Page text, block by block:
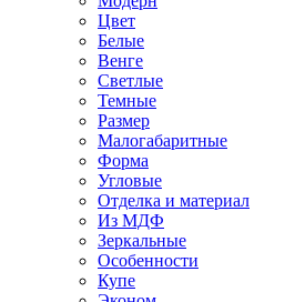
Цвет
Белые
Венге
Светлые
Темные
Размер
Малогабаритные
Форма
Угловые
Отделка и материал
Из МДФ
Зеркальные
Особенности
Купе